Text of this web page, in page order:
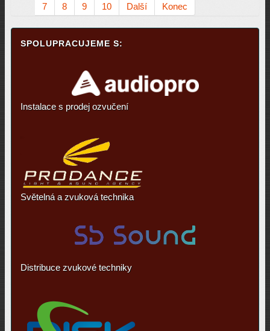
7
8 9 10 Další Konec
SPOLUPRACUJEME S:
Instalace s prodej ozvučení
Světelná a zvuková technika
Distribuce zvukové techniky